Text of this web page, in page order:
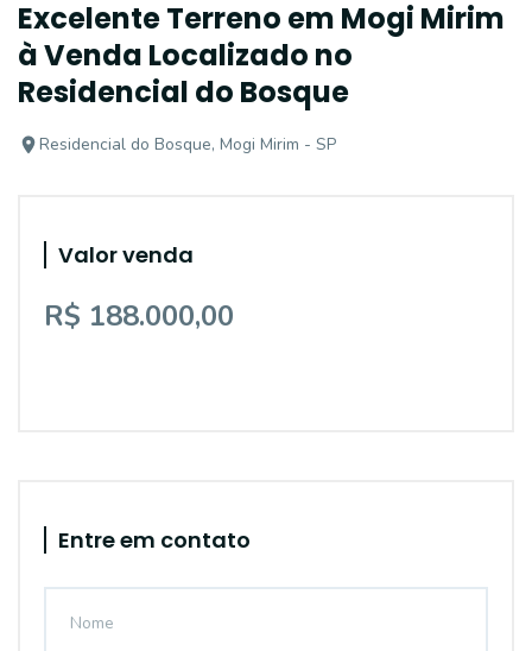
Excelente Terreno em Mogi Mirim
à Venda Localizado no
Residencial do Bosque
Residencial do Bosque, Mogi Mirim - SP
Valor venda
R$ 188.000,00
Entre em contato